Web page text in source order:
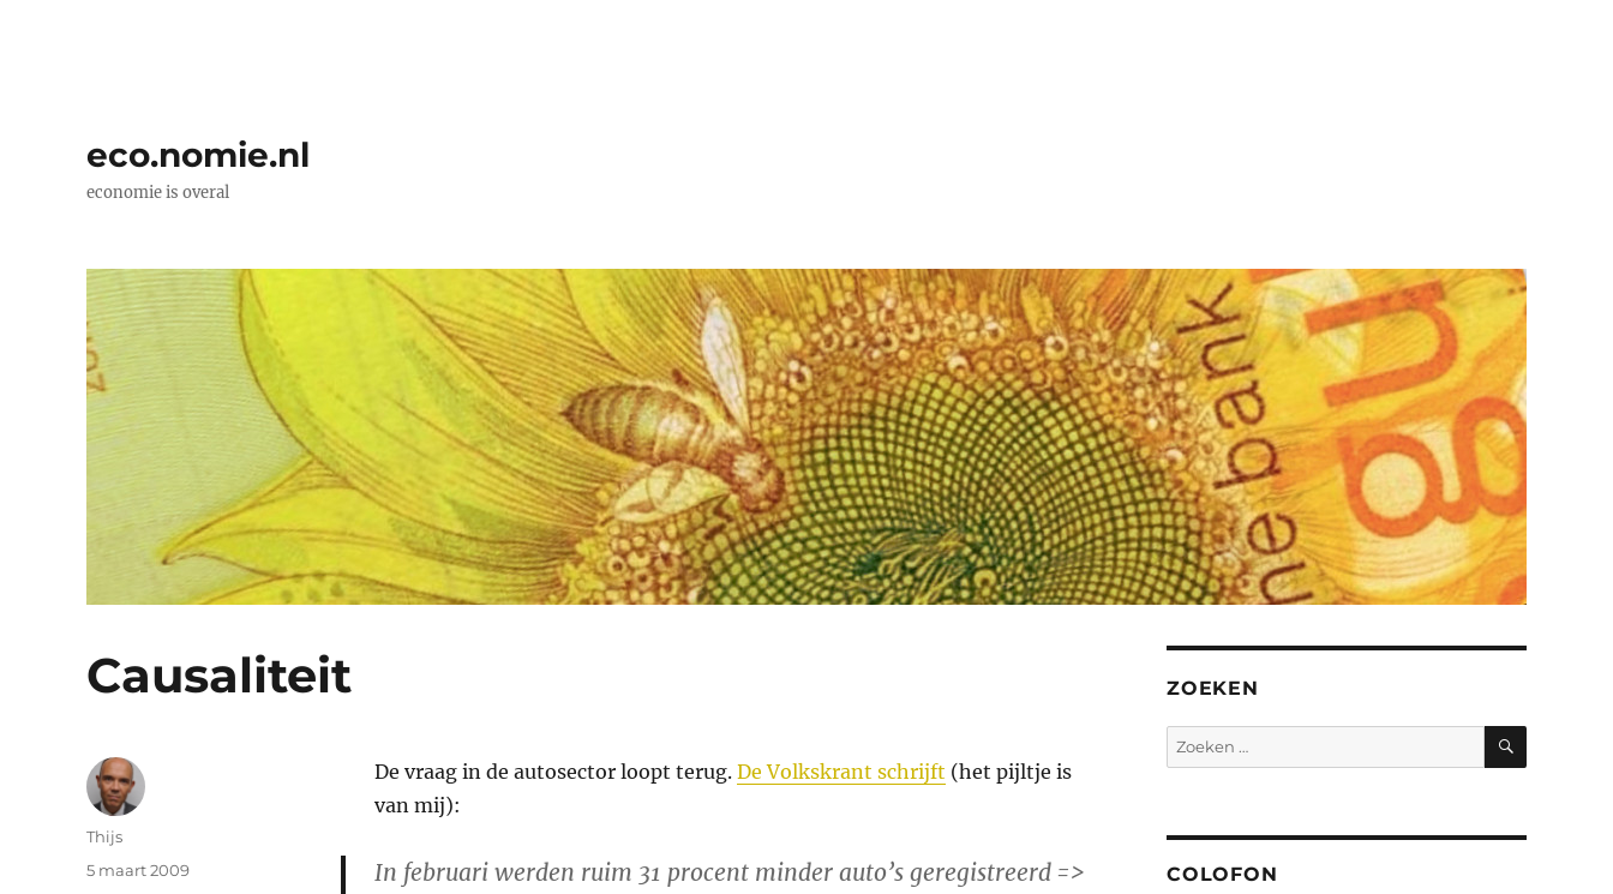
eco.nomie.nl
economie is overal
Causaliteit
De vraag in de autosector loopt terug. De Volkskrant schrijft (het pijltje is
van mij):
In februari werden ruim 31 procent minder auto’s geregistreerd =>
Auteur
Thijs
Geplaatst
5 maart 2009
ZOEKEN
Zoeken
naar:
ZOEKEN
COLOFON